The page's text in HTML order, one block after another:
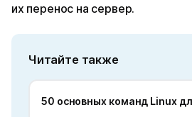
их перенос на сервер.
Читайте также
50 основных команд Linux